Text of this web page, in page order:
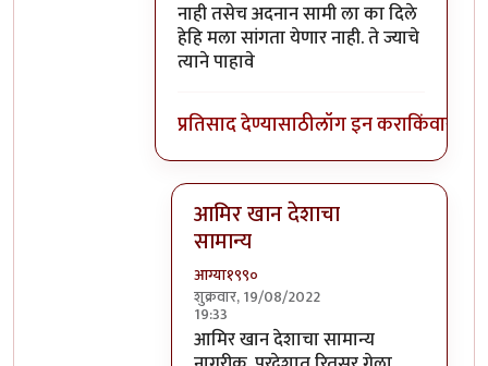
नाही तसेच अदनान सामी ला का दिले
हेहि मला सांगता येणार नाही. ते ज्याचे
त्याने पाहावे
प्रतिसाद देण्यासाठीलॉग इन कराकिंवा
आमिर खान देशाचा
सामान्य
आग्या१९९०
शुक्रवार, 19/08/2022
19:33
In reply to@ आग्या१९९०
आमिर खान देशाचा सामान्य